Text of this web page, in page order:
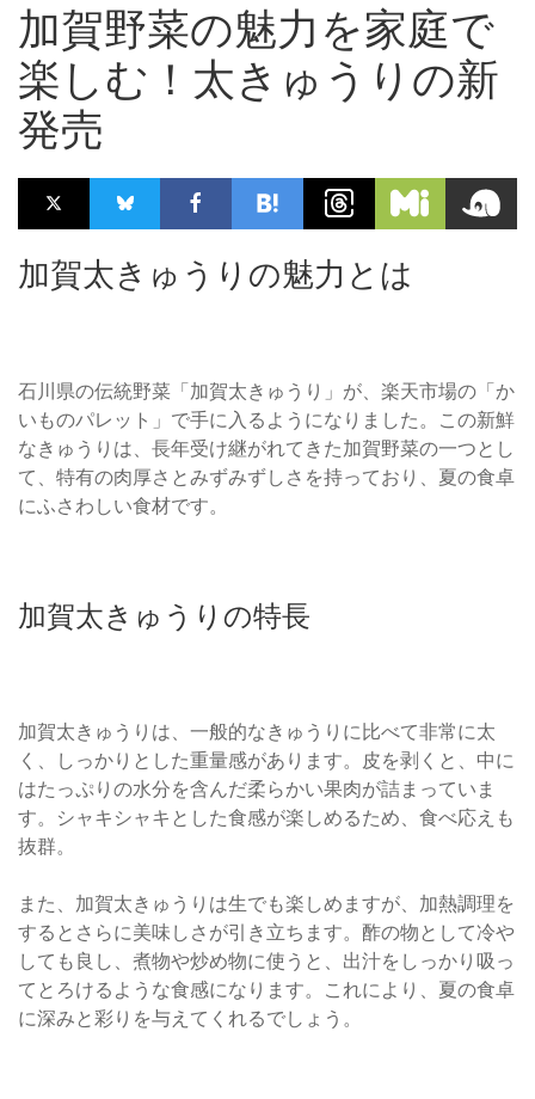
加賀野菜の魅力を家庭で
楽しむ！太きゅうりの新
発売
加賀太きゅうりの魅力とは
石川県の伝統野菜「加賀太きゅうり」が、楽天市場の「か
いものパレット」で手に入るようになりました。この新鮮
なきゅうりは、長年受け継がれてきた加賀野菜の一つとし
て、特有の肉厚さとみずみずしさを持っており、夏の食卓
にふさわしい食材です。
加賀太きゅうりの特長
加賀太きゅうりは、一般的なきゅうりに比べて非常に太
く、しっかりとした重量感があります。皮を剥くと、中に
はたっぷりの水分を含んだ柔らかい果肉が詰まっていま
す。シャキシャキとした食感が楽しめるため、食べ応えも
抜群。
また、加賀太きゅうりは生でも楽しめますが、加熱調理を
するとさらに美味しさが引き立ちます。酢の物として冷や
しても良し、煮物や炒め物に使うと、出汁をしっかり吸っ
てとろけるような食感になります。これにより、夏の食卓
に深みと彩りを与えてくれるでしょう。